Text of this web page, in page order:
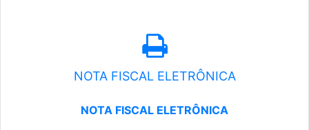
NOTA FISCAL ELETRÔNICA
NOTA FISCAL ELETRÔNICA